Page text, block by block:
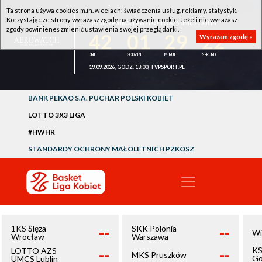
1KS ŚLĘZA WROCŁAW - LOTTO AZS UMCS LUBLIN
21
19.09.2026, GODZ. 18:00, TVPSPORT.PL
BANK PEKAO S.A. PUCHAR POLSKI KOBIET
LOTTO 3X3 LIGA
#HWHR
STANDARDY OCHRONY MAŁOLETNICH PZKOSZ
1KS Ślęza
Wrocław
--
LOTTO AZS
UMCS Lublin
--
SKK Polonia
Warszawa
--
MKS Pruszków --
Ta strona używa cookies m.in. w celach: świadczenia usług, reklamy, statystyk.
Korzystając ze strony wyrażasz zgodę na używanie cookie. Jeżeli nie wyrażasz
zgody powinieneś zmienić ustawienia swojej przeglądarki.
Wyrażam zgodę »